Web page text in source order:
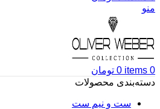
منو
0
items
0 تومان
دسته‌بندی محصولات
ست و نیم ست